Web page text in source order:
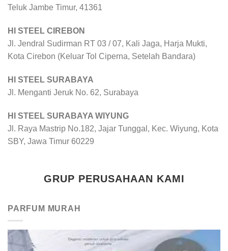
Teluk Jambe Timur, 41361
HI STEEL CIREBON
Jl. Jendral Sudirman RT 03 / 07, Kali Jaga, Harja Mukti,
Kota Cirebon (Keluar Tol Ciperna, Setelah Bandara)
HI STEEL SURABAYA
Jl. Menganti Jeruk No. 62, Surabaya
HI STEEL SURABAYA WIYUNG
Jl. Raya Mastrip No.182, Jajar Tunggal, Kec. Wiyung, Kota
SBY, Jawa Timur 60229
GRUP PERUSAHAAN KAMI
PARFUM MURAH